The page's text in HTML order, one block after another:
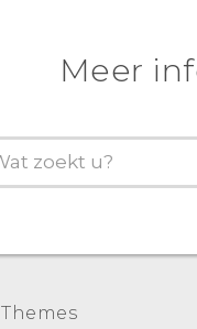
Meer
Themes